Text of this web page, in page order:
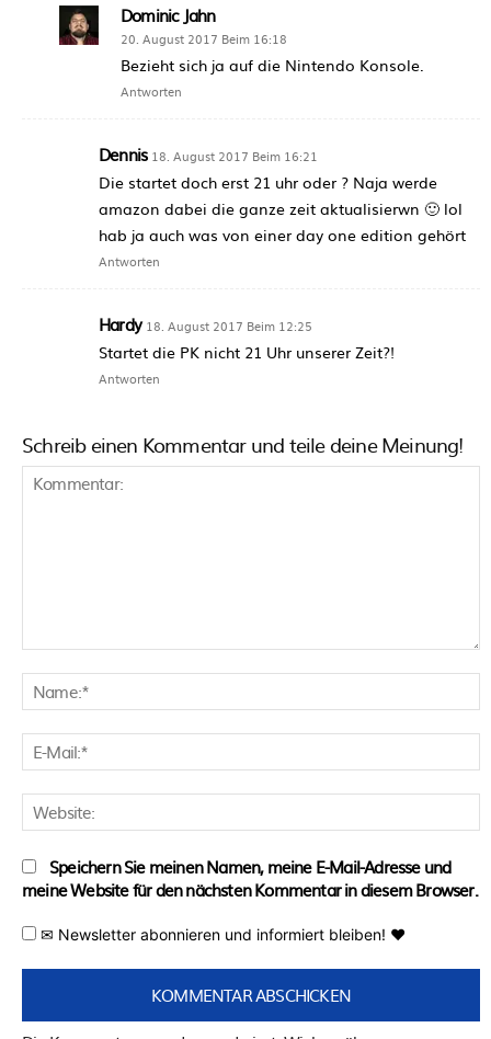
Dominic Jahn
20. August 2017 Beim 16:18
Bezieht sich ja auf die Nintendo Konsole.
Antworten
Dennis 18. August 2017 Beim 16:21
Die startet doch erst 21 uhr oder ? Naja werde
amazon dabei die ganze zeit aktualisierwn 🙂 lol
hab ja auch was von einer day one edition gehört
Antworten
Hardy 18. August 2017 Beim 12:25
Startet die PK nicht 21 Uhr unserer Zeit?!
Antworten
Schreib einen Kommentar und teile deine Meinung!
Speichern Sie meinen Namen, meine E-Mail-Adresse und
meine Website für den nächsten Kommentar in diesem Browser.
✉ Newsletter abonnieren und informiert bleiben! ♥